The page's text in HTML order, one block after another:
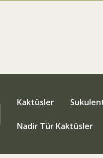
Kaktüsler
Nadir Tür Kaktüsler